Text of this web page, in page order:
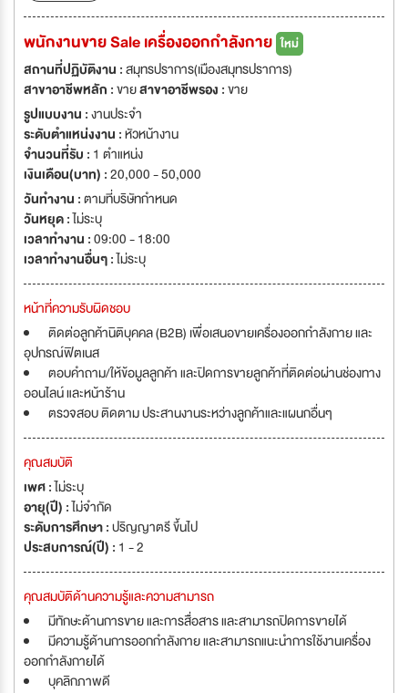
คงดำเนินนโยบายขยายกิจการอย่างต่อเนื่อง เพื่อรองรับการเติบโตของธุรกิจ
พนักงานขาย Sale เครื่องออกกำลังกาย ใหม่
สถานที่ปฏิบัติงาน :สมุทรปราการ(เมืองสมุทรปราการ)
สาขาอาชีพหลัก :ขายสาขาอาชีพรอง :ขาย
รูปแบบงาน :งานประจำ
ระดับตำแหน่งงาน :หัวหน้างาน
จำนวนที่รับ : 1 ตำแหน่ง
เงินเดือน(บาท) :20,000 - 50,000
วันทำงาน :ตามที่บริษัทกำหนด
วันหยุด :ไม่ระบุ
เวลาทำงาน :09:00 - 18:00
เวลาทำงานอื่นๆ :ไม่ระบุ
หน้าที่ความรับผิดชอบ
ติดต่อลูกค้านิติบุคคล (B2B) เพื่อเสนอขายเครื่องออกกำลังกาย และ
อุปกรณ์ฟิตเนส
ตอบคำถาม/ให้ข้อมูลลูกค้า และปิดการขายลูกค้าที่ติดต่อผ่านช่องทาง
ออนไลน์ และหน้าร้าน
ตรวจสอบ ติดตาม ประสานงานระหว่างลูกค้าและแผนกอื่นๆ
คุณสมบัติ
เพศ :ไม่ระบุ
อายุ(ปี) :ไม่จำกัด
ระดับการศึกษา :ปริญญาตรี ขึ้นไป
ประสบการณ์(ปี) : 1 - 2
คุณสมบัติด้านความรู้และความสามารถ
มีทักษะด้านการขาย และการสื่อสาร และสามารถปิดการขายได้
มีความรู้ด้านการออกกำลังกาย และสามารถแนะนำการใช้งานเครื่อง
ออกกำลังกายได้
บุคลิกภาพดี